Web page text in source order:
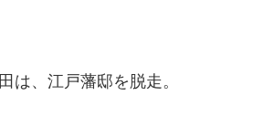
は、江戸藩邸を脱走。